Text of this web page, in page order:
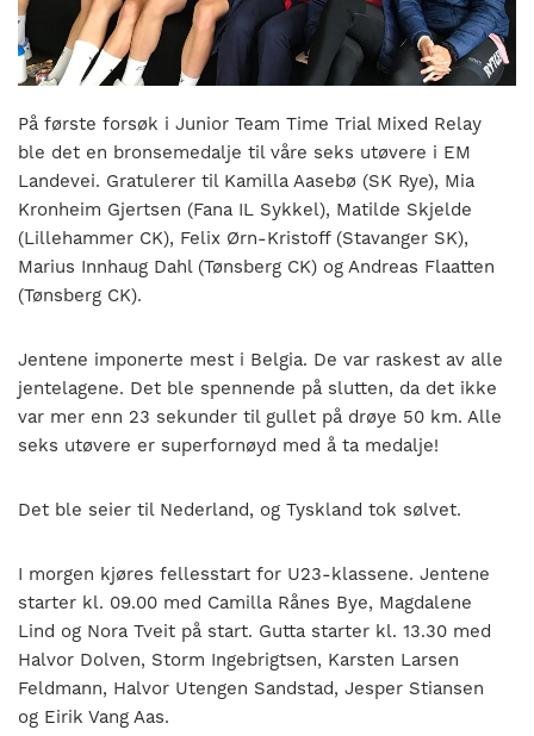
til
bli
en
folkesport.
På første forsøk i Junior Team Time Trial Mixed Relay
ble det en bronsemedalje til våre seks utøvere i EM
Landevei. Gratulerer til Kamilla Aasebø (SK Rye), Mia
Kronheim Gjertsen (Fana IL Sykkel), Matilde Skjelde
(Lillehammer CK), Felix Ørn-Kristoff (Stavanger SK),
Marius Innhaug Dahl (Tønsberg CK) og Andreas Flaatten
(Tønsberg CK).
Jentene imponerte mest i Belgia. De var raskest av alle
jentelagene. Det ble spennende på slutten, da det ikke
var mer enn 23 sekunder til gullet på drøye 50 km. Alle
seks utøvere er superfornøyd med å ta medalje!
Det ble seier til Nederland, og Tyskland tok sølvet.
I morgen kjøres fellesstart for U23-klassene. Jentene
starter kl. 09.00 med Camilla Rånes Bye, Magdalene
Lind og Nora Tveit på start. Gutta starter kl. 13.30 med
Halvor Dolven, Storm Ingebrigtsen, Karsten Larsen
Feldmann, Halvor Utengen Sandstad, Jesper Stiansen
og Eirik Vang Aas.